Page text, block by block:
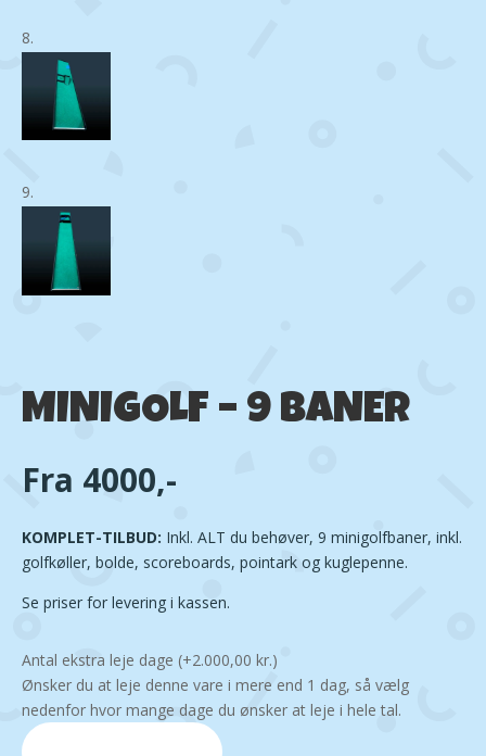
MINIGOLF – 9 BANER
Fra 4000,-
KOMPLET-TILBUD: Inkl. ALT du behøver, 9 minigolfbaner, inkl.
golfkøller, bolde, scoreboards, pointark og kuglepenne.
Se priser for levering i kassen.
Antal ekstra leje dage (+2.000,00 kr.)
Ønsker du at leje denne vare i mere end 1 dag, så vælg
nedenfor hvor mange dage du ønsker at leje i hele tal.